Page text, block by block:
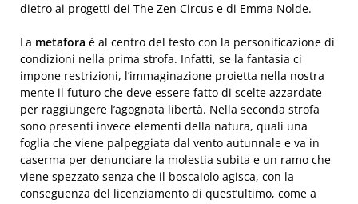
dietro ai progetti dei The Zen Circus e di Emma Nolde.
La metafora è al centro del testo con la personificazione di
condizioni nella prima strofa. Infatti, se la fantasia ci
impone restrizioni, l’immaginazione proietta nella nostra
mente il futuro che deve essere fatto di scelte azzardate
per raggiungere l’agognata libertà. Nella seconda strofa
sono presenti invece elementi della natura, quali una
foglia che viene palpeggiata dal vento autunnale e va in
caserma per denunciare la molestia subita e un ramo che
viene spezzato senza che il boscaiolo agisca, con la
conseguenza del licenziamento di quest’ultimo, come a